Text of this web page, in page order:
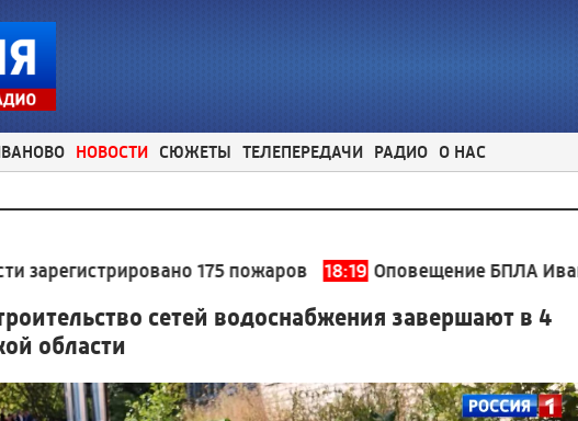
НОВОСТИ СЮЖЕТЫ ТЕЛЕПЕРЕДАЧИ РАДИО О НАС
175 пожаров 18:19 Оповещение БПЛА Ивановская
сетей водоснабжения завершают в 4
области